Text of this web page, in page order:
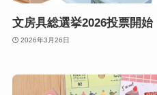
文房具総選挙2026投票開始
2026年3月26日